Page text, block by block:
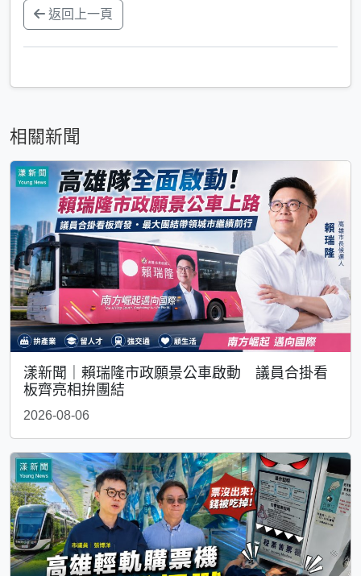
返回上一頁
相關新聞
漾新聞｜賴瑞隆市政願景公車啟動 議員合掛看
板齊亮相拚團結
2026-08-06